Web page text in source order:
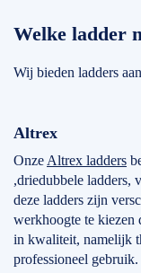
Welke ladder
Wij bieden ladders
Altrex
Onze Altrex ladders
,driedubbele ladders,
deze ladders zijn
werkhoogte te kiezen
in kwaliteit, namelijk
professioneel